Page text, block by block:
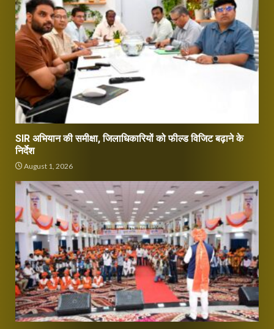
SIR अभियान की समीक्षा, जिलाधिकारियों को फील्ड विजिट बढ़ाने के
निर्देश
August 1, 2026